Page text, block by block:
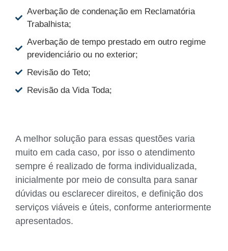
Averbação de condenação em Reclamatória
Trabalhista;
Averbação de tempo prestado em outro regime
previdenciário ou no exterior;
Revisão do Teto;
Revisão da Vida Toda;
A melhor solução para essas questões varia
muito em cada caso, por isso o atendimento
sempre é realizado de forma individualizada,
inicialmente por meio de consulta para sanar
dúvidas ou esclarecer direitos, e definição dos
serviços viáveis e úteis, conforme anteriormente
apresentados.